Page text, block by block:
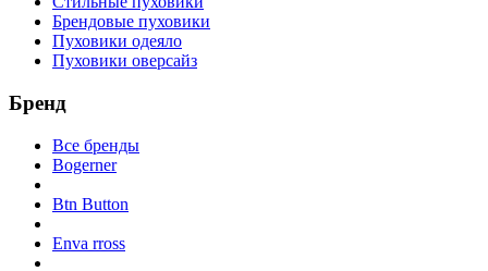
Брендовые пуховики
Пуховики одеяло
Пуховики оверсайз
Бренд
Все бренды
Bogerner
Btn Button
Enva rross